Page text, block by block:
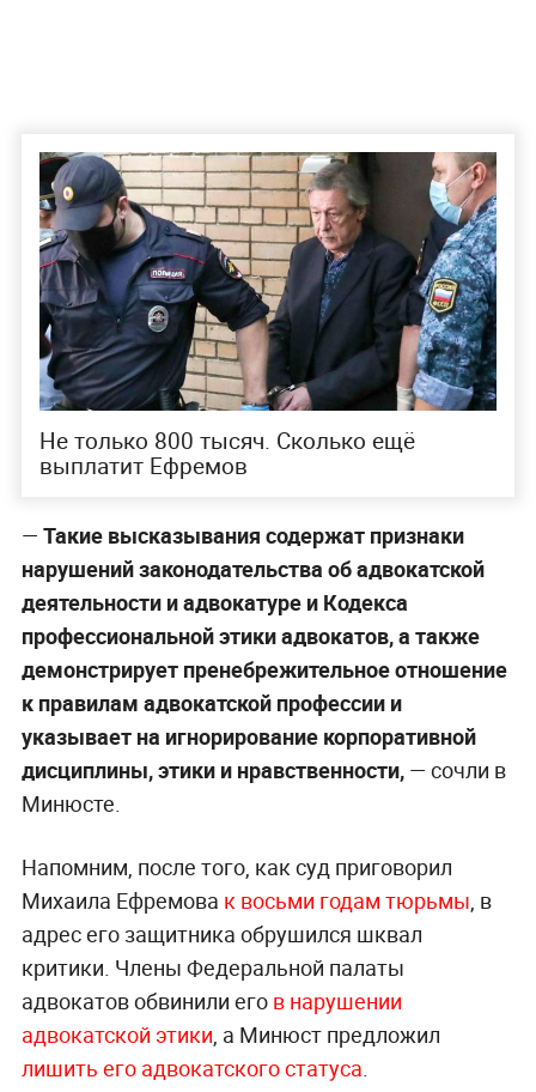
Не только 800 тысяч. Сколько ещё
выплатит Ефремов
— Такие высказывания содержат признаки
нарушений законодательства об адвокатской
деятельности и адвокатуре и Кодекса
профессиональной этики адвокатов, а также
демонстрирует пренебрежительное отношение
к правилам адвокатской профессии и
указывает на игнорирование корпоративной
дисциплины, этики и нравственности,— сочли в
Минюсте.
Напомним, после того, как суд приговорил
Михаила Ефремова к восьми годам тюрьмы , в
адрес его защитника обрушился шквал
критики. Члены Федеральной палаты
адвокатов обвинили егов нарушении
адвокатской этики , а Минюст предложил
лишить его адвокатского статуса